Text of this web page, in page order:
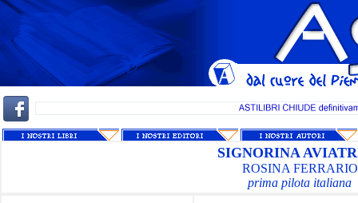
SIGNORINA
ROSINA FERRARIO
prima pilota italiana